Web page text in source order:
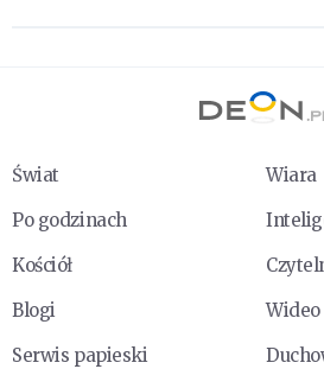
Świat
Wiara
Po godzinach
Kościół
Blogi
Wideo
Serwis papieski